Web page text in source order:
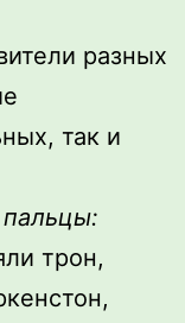
разных
так и
трон,